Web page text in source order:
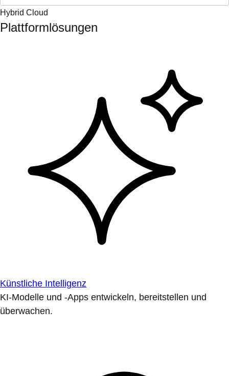
Hybrid Cloud
Plattformlösungen
Künstliche Intelligenz
KI-Modelle und -Apps entwickeln, bereitstellen und
überwachen.